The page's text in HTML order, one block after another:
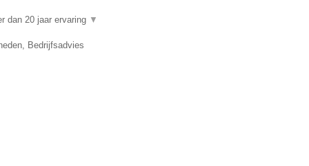
dan 20 jaar ervaring ▼
Bedrijfsadvies